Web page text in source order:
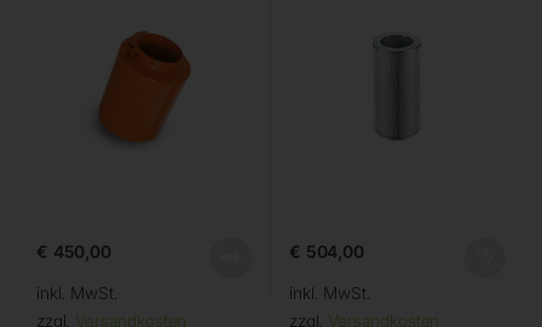
€ 450,00
inkl. MwSt.
zzgl. Versandkosten
€ 504,00
inkl. MwSt.
zzgl. Versandkosten